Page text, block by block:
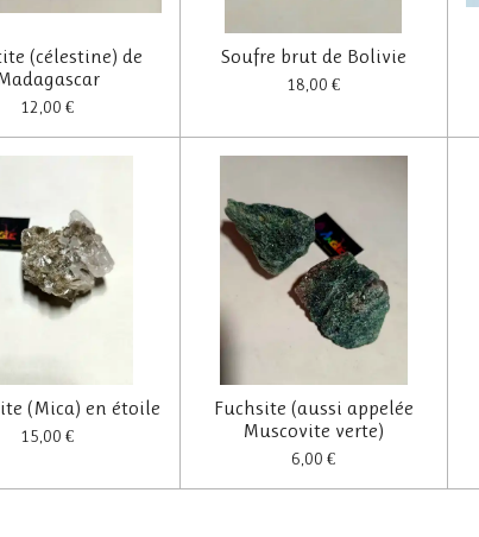
(célestine) de
12,00 €
Soufre brut de Bolivie
18,00 €
(Mica) en étoile
15,00 €
Fuchsite (aussi appelée
Muscovite verte)
6,00 €